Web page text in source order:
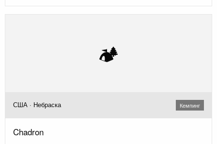
🏕️
США · Небраска Кемпинг
Chadron